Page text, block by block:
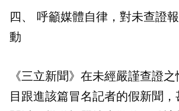
四、 呼籲媒體自律，對未查證
動
《三立新聞》在未經嚴謹查證
目跟進該篇冒名記者的假新聞